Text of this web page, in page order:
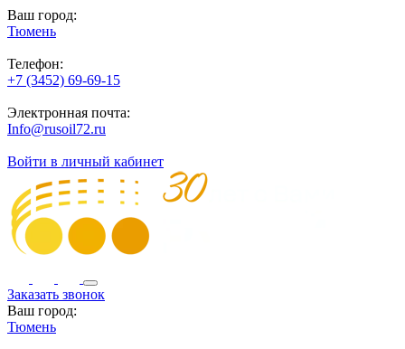
Ваш город:
Тюмень
Телефон:
+7 (3452) 69-69-15
Электронная почта:
Info@rusoil72.ru
Войти в личный кабинет
Заказать звонок
Ваш город:
Тюмень